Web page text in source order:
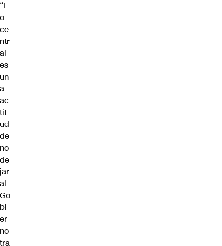
“L
o
ce
ntr
al
es
un
a
ac
tit
ud
de
no
de
jar
al
Go
bi
er
no
tra